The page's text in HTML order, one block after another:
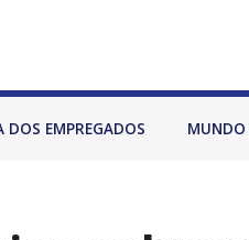
DOS EMPREGADOS MUNDO